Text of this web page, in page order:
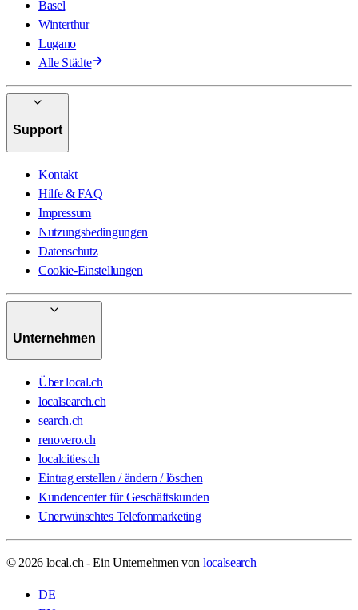
Basel
Winterthur
Lugano
Alle Städte
Support
Kontakt
Hilfe & FAQ
Impressum
Nutzungsbedingungen
Datenschutz
Cookie-Einstellungen
Unternehmen
Über local.ch
localsearch.ch
search.ch
renovero.ch
localcities.ch
Eintrag erstellen / ändern / löschen
Kundencenter für Geschäftskunden
Unerwünschtes Telefonmarketing
© 2026 local.ch - Ein Unternehmen von localsearch
DE